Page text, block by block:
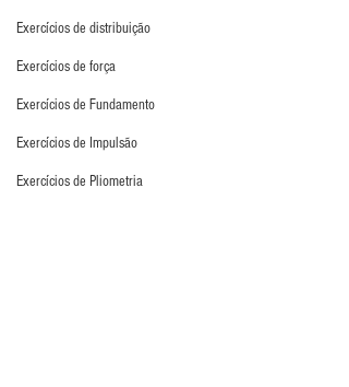
Exercícios de distribuição
Exercícios de força
Exercícios de Fundamento
Exercícios de Impulsão
Exercícios de Pliometria